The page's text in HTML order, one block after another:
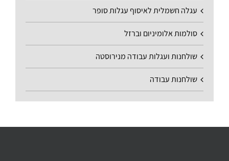
עגלה חשמלית לאיסוף עגלות סופר
סולמות אלומיניום וברזל
שולחנות ועגלות עבודה מנירוסטה
שולחנות עבודה